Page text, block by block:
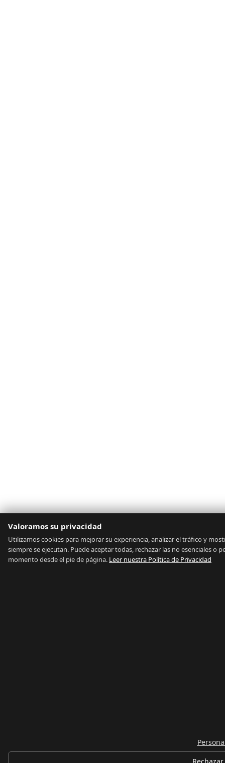
Valoramos su privacidad
Utilizamos cookies para mejorar su experiencia, analizar el tráfico y
siempre se ejecutan. Puede aceptar todas, rechazar las no esenciales o
momento desde el pie de página. Leer nuestra Política de Privacidad